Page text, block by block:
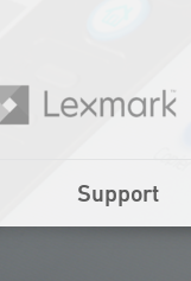
Support